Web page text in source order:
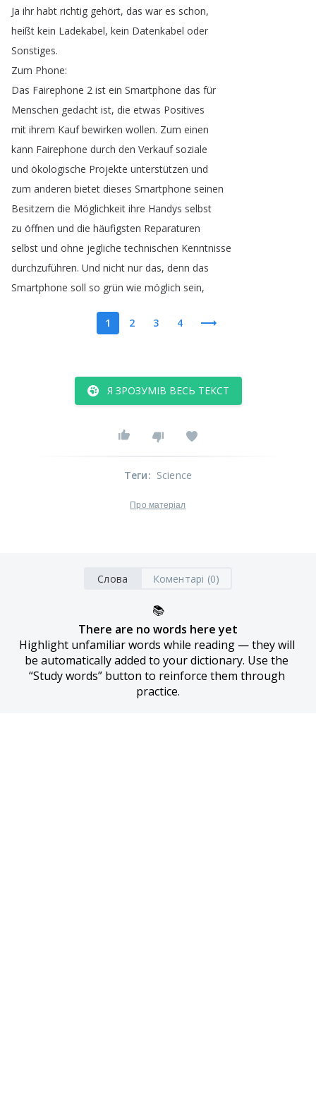
Ja ihr habt richtig gehört, das war es schon,
heißt kein Ladekabel, kein Datenkabel oder
Sonstiges.
Zum Phone:
Das Fairephone 2 ist ein Smartphone das für
Menschen gedacht ist, die etwas Positives
mit ihrem Kauf bewirken wollen. Zum einen
kann Fairephone durch den Verkauf soziale
und ökologische Projekte unterstützen und
zum anderen bietet dieses Smartphone seinen
Besitzern die Möglichkeit ihre Handys selbst
zu öffnen und die häufigsten Reparaturen
selbst und ohne jegliche technischen Kenntnisse
durchzuführen. Und nicht nur das, denn das
Smartphone soll so grün wie möglich sein,
1 2 3 4
Я ЗРОЗУМІВ ВЕСЬ ТЕКСТ
Теги: Science
Про матеріал
Слова Коментарі (0)
📚
There are no words here yet
Highlight unfamiliar words while reading — they will
be automatically added to your dictionary. Use the
“Study words” button to reinforce them through
practice.